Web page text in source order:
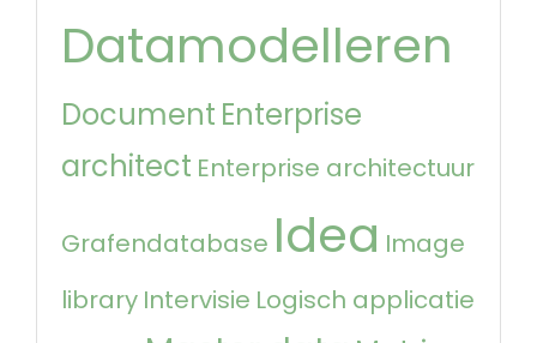
Datamodelleren
Document Enterprise
architect Enterprise architectuur
Grafendatabase Idea Image
library Intervisie Logisch applicatie